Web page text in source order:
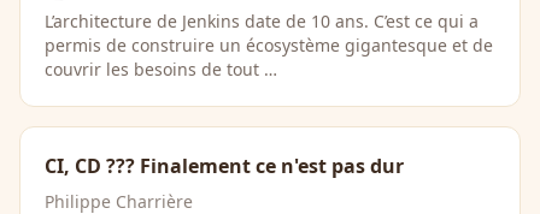
L’architecture de Jenkins date de 10 ans. C’est ce qui a
permis de construire un écosystème gigantesque et de
couvrir les besoins de tout …
CI, CD ??? Finalement ce n'est pas dur
Philippe Charrière